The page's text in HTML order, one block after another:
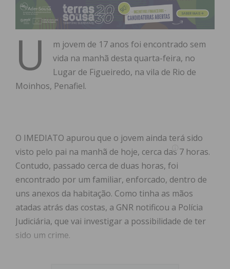
U
m jovem de 17 anos foi encontrado sem
vida na manhã desta quarta-feira, no
Lugar de Figueiredo, na vila de Rio de
Moinhos, Penafiel.
O IMEDIATO apurou que o jovem ainda terá sido
visto pelo pai na manhã de hoje, cerca das 7 horas.
Contudo, passado cerca de duas horas, foi
encontrado por um familiar, enforcado, dentro de
uns anexos da habitação. Como tinha as mãos
atadas atrás das costas, a GNR notificou a Polícia
Judiciária, que vai investigar a possibilidade de ter
sido um crime.